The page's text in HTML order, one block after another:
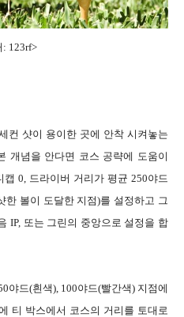
: 123rf>
컨 샷이 용이한 곳에 안착 시켜놓는
개념을 안다면 코스 공략에 도움이
0, 드라이버 거리가 평균 250야드
한 볼이 도달한 지점)를 설정하고 그
IP, 또는 그린의 중앙으로 설정을 합
야드(흰색), 100야드(빨간색) 지점에
티 박스에서 코스의 거리를 토대로